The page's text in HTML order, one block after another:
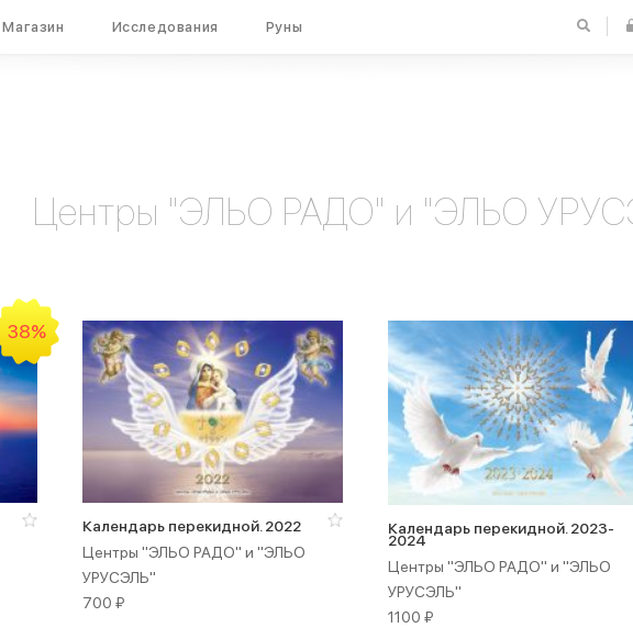
Магазин Исследования Руны
Центры "ЭЛЬО РАДО" и "ЭЛЬО
38%
Календарь перекидной. 2022
Центры "ЭЛЬО РАДО" и "ЭЛЬО
УРУСЭЛЬ"
700₽
Календарь перекидной. 2023-
2024
Центры "ЭЛЬО РАДО" и "ЭЛЬО
УРУСЭЛЬ"
1100₽